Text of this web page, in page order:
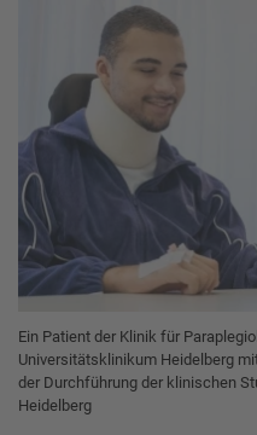
Ein Patient der Klinik für
Universitätsklinikum Heidelberg
der Durchführung der klinischen
Heidelberg